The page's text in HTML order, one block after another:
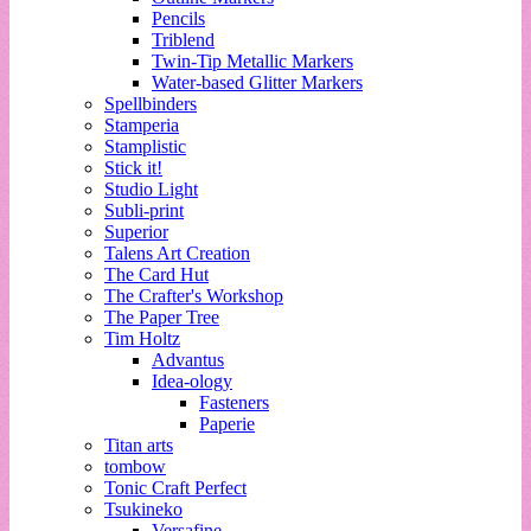
Pencils
Triblend
Twin-Tip Metallic Markers
Water-based Glitter Markers
Spellbinders
Stamperia
Stamplistic
Stick it!
Studio Light
Subli-print
Superior
Talens Art Creation
The Card Hut
The Crafter's Workshop
The Paper Tree
Tim Holtz
Advantus
Idea-ology
Fasteners
Paperie
Titan arts
tombow
Tonic Craft Perfect
Tsukineko